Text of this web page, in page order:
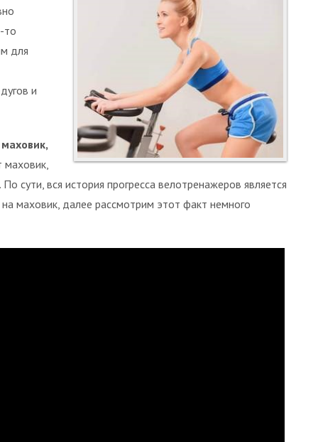
то
для
и
маховик,
сути, вся история прогресса велотренажеров является
маховик, далее рассмотрим этот факт немного